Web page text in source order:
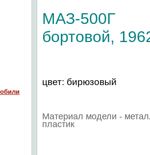
МАЗ-500Г
бортовой,
цвет: бирюзовый
Материал модели -
пластик